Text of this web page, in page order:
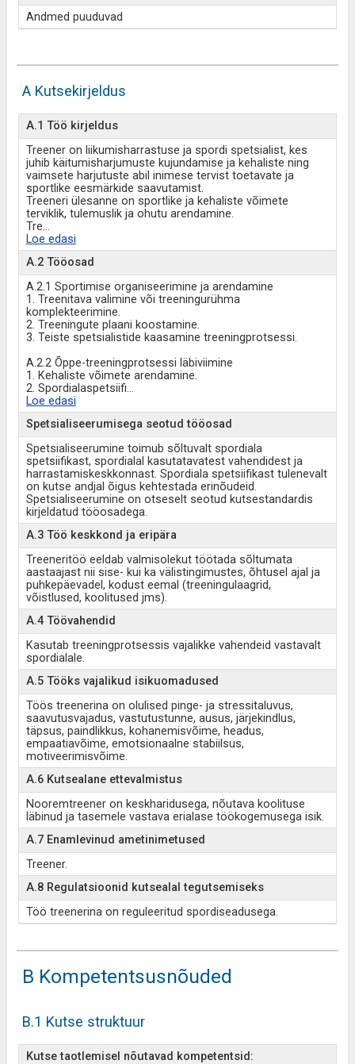
Andmed puuduvad
A Kutsekirjeldus
A.1 Töö kirjeldus
Treener on liikumisharrastuse ja spordi spetsialist, kes
juhib käitumisharjumuste kujundamise ja kehaliste ning
vaimsete harjutuste abil inimese tervist toetavate ja
sportlike eesmärkide saavutamist.
Treeneri ülesanne on sportlike ja kehaliste võimete
terviklik, tulemuslik ja ohutu arendamine.
Tre...
Loe edasi
A.2 Tööosad
A.2.1 Sportimise organiseerimine ja arendamine
1. Treenitava valimine või treeningurühma
komplekteerimine.
2. Treeningute plaani koostamine.
3. Teiste spetsialistide kaasamine treeningprotsessi.
A.2.2 Õppe-treeningprotsessi läbiviimine
1. Kehaliste võimete arendamine.
2. Spordialaspetsiifi...
Loe edasi
Spetsialiseerumisega seotud tööosad
Spetsialiseerumine toimub sõltuvalt spordiala
spetsiifikast, spordialal kasutatavatest vahendidest ja
harrastamiskeskkonnast. Spordiala spetsiifikast tulenevalt
on kutse andjal õigus kehtestada erinõudeid.
Spetsialiseerumine on otseselt seotud kutsestandardis
kirjeldatud tööosadega.
A.3 Töö keskkond ja eripära
Treeneritöö eeldab valmisolekut töötada sõltumata
aastaajast nii sise- kui ka välistingimustes, õhtusel ajal ja
puhkepäevadel, kodust eemal (treeningulaagrid,
võistlused, koolitused jms).
A.4 Töövahendid
Kasutab treeningprotsessis vajalikke vahendeid vastavalt
spordialale.
A.5 Tööks vajalikud isikuomadused
Töös treenerina on olulised pinge- ja stressitaluvus,
saavutusvajadus, vastutustunne, ausus, järjekindlus,
täpsus, paindlikkus, kohanemisvõime, headus,
empaatiavõime, emotsionaalne stabiilsus,
motiveerimisvõime.
A.6 Kutsealane ettevalmistus
Nooremtreener on keskharidusega, nõutava koolituse
läbinud ja tasemele vastava erialase töökogemusega isik.
A.7 Enamlevinud ametinimetused
Treener.
A.8 Regulatsioonid kutsealal tegutsemiseks
Töö treenerina on reguleeritud spordiseadusega.
B Kompetentsusnõuded
B.1 Kutse struktuur
Kutse taotlemisel nõutavad kompetentsid: